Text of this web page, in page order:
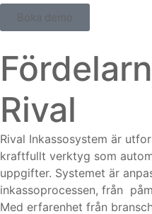
Boka demo
Rival
Rival Inkassosystem är
kraftfullt verktyg som
uppgifter. Systemet är
inkassoprocessen, från
Med erfarenhet från